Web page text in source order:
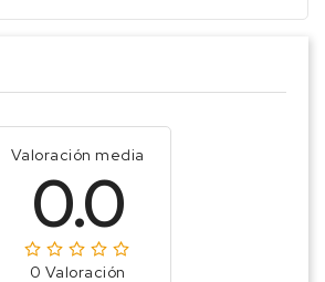
Valoración media
0.0
0 Valoración